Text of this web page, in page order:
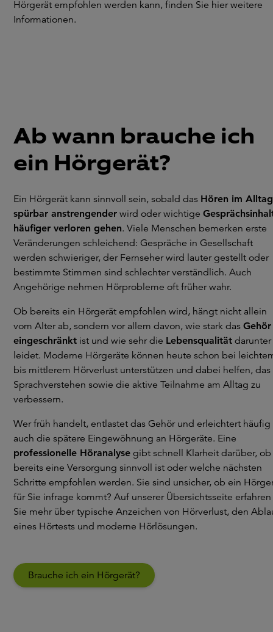
Hörgerät empfohlen werden kann, finden Sie hier weitere
Informationen.
Ab wann brauche ich
ein Hörgerät?
Ein Hörgerät kann sinnvoll sein, sobald das Hören im Alltag
spürbar anstrengender wird oder wichtige
häufiger verloren gehen. Viele Menschen bemerken erste
Veränderungen schleichend: Gespräche in Gesellschaft
werden schwieriger, der Fernseher wird lauter gestellt oder
bestimmte Stimmen sind schlechter verständlich. Auch
Angehörige nehmen Hörprobleme oft früher wahr.
Ob bereits ein Hörgerät empfohlen wird, hängt nicht allein
vom Alter ab, sondern vor allem davon, wie stark das Gehör
eingeschränkt ist und wie sehr die Lebensqualität darunter
leidet. Moderne Hörgeräte können heute schon bei
bis mittlerem Hörverlust unterstützen und dabei helfen, das
Sprachverstehen sowie die aktive Teilnahme am Alltag zu
verbessern.
Wer früh handelt, entlastet das Gehör und erleichtert häufig
auch die spätere Eingewöhnung an Hörgeräte. Eine
professionelle Höranalyse gibt schnell Klarheit darüber, ob
bereits eine Versorgung sinnvoll ist oder welche nächsten
Schritte empfohlen werden. Sie sind unsicher, ob ein
für Sie infrage kommt? Auf unserer Übersichtsseite erfahren
Sie mehr über typische Anzeichen von Hörverlust, den
eines Hörtests und moderne Hörlösungen.
Brauche ich ein Hörgerät?